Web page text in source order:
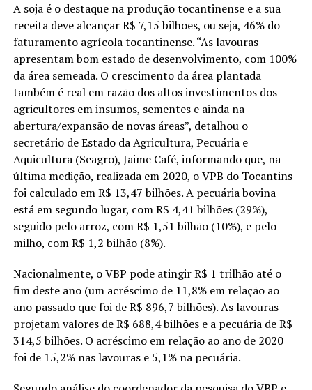
A soja é o destaque na produção tocantinense e a sua
receita deve alcançar R$ 7,15 bilhões, ou seja, 46% do
faturamento agrícola tocantinense. “As lavouras
apresentam bom estado de desenvolvimento, com 100%
da área semeada. O crescimento da área plantada
também é real em razão dos altos investimentos dos
agricultores em insumos, sementes e ainda na
abertura/expansão de novas áreas”, detalhou o
secretário de Estado da Agricultura, Pecuária e
Aquicultura (Seagro), Jaime Café, informando que, na
última medição, realizada em 2020, o VPB do Tocantins
foi calculado em R$ 13,47 bilhões. A pecuária bovina
está em segundo lugar, com R$ 4,41 bilhões (29%),
seguido pelo arroz, com R$ 1,51 bilhão (10%), e pelo
milho, com R$ 1,2 bilhão (8%).
Nacionalmente, o VBP pode atingir R$ 1 trilhão até o
fim deste ano (um acréscimo de 11,8% em relação ao
ano passado que foi de R$ 896,7 bilhões). As lavouras
projetam valores de R$ 688,4 bilhões e a pecuária de R$
314,5 bilhões. O acréscimo em relação ao ano de 2020
foi de 15,2% nas lavouras e 5,1% na pecuária.